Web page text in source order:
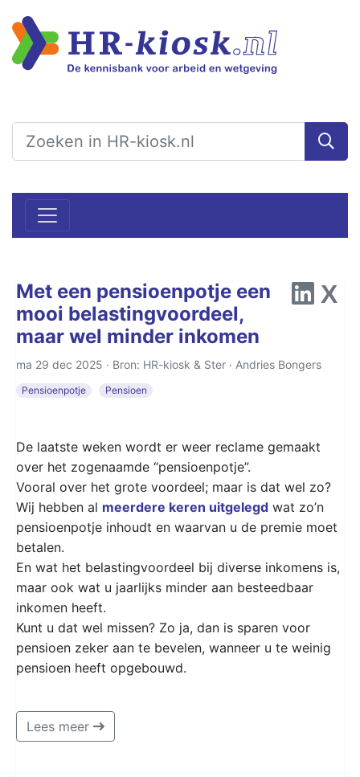
Met een pensioenpotje een
mooi belastingvoordeel,
maar wel minder inkomen
ma 29 dec 2025 · Bron: HR-kiosk & Ster · Andries Bongers
Pensioenpotje Pensioen
De laatste weken wordt er weer reclame gemaakt
over het zogenaamde “pensioenpotje”.
Vooral over het grote voordeel; maar is dat wel zo?
Wij hebben al meerdere keren uitgelegd wat zo’n
pensioenpotje inhoudt en waarvan u de premie moet
betalen.
En wat het belastingvoordeel bij diverse inkomens is,
maar ook wat u jaarlijks minder aan besteedbaar
inkomen heeft.
Kunt u dat wel missen? Zo ja, dan is sparen voor
pensioen zeker aan te bevelen, wanneer u te weinig
pensioen heeft opgebouwd.
Lees meer